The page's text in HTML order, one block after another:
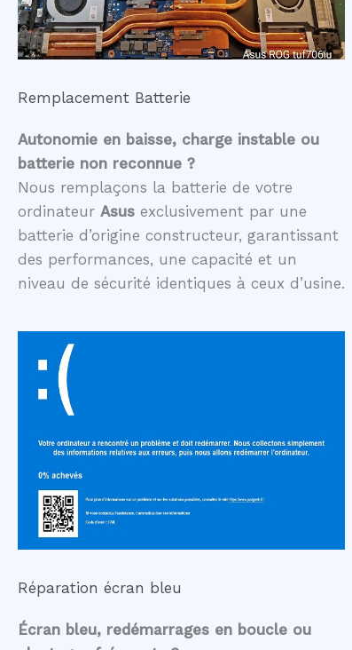
Remplacement Batterie
Autonomie en baisse, charge instable ou
batterie non reconnue ?
Nous remplaçons la batterie de votre
ordinateur Asus exclusivement par une
batterie d’origine constructeur, garantissant
des performances, une capacité et un
niveau de sécurité identiques à ceux d’usine.
Réparation écran bleu
Écran bleu, redémarrages en boucle ou